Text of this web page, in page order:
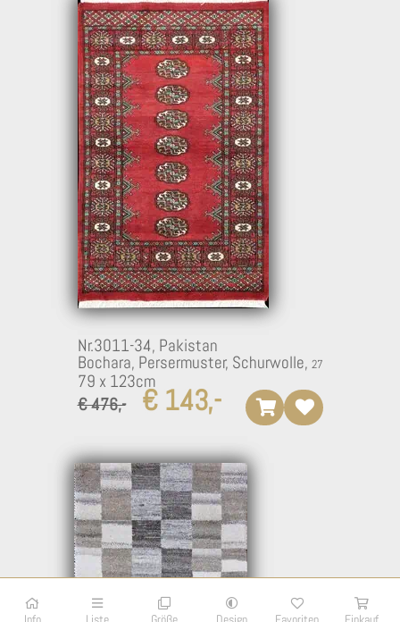
19
Nr.3011-34, Pakistan
Bochara, Persermuster, Schurwolle,
79 x 123cm
€ 476,-
€ 143,-